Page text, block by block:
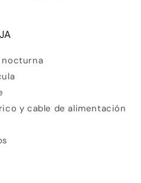
y cable de alimentación